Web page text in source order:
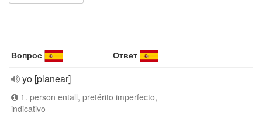
Вопрос Ответ
yo [planear]
1. person entall, pretérito imperfecto,
indicativo